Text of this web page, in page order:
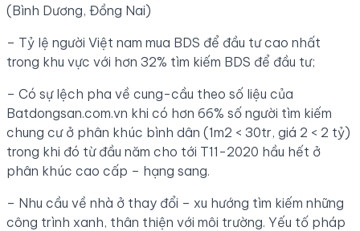
(Bình Dương, Đồng Nai)
– Tỷ lệ người Việt nam mua BDS để đầu tư cao nhất
trong khu vực với hơn 32% tìm kiếm BDS để đầu tư;
– Có sự lệch pha về cung-cầu theo số liệu của
Batdongsan.com.vn khi có hơn 66% số người tìm kiếm
chung cư ở phân khúc bình dân (1m2 < 30tr, giá 2 < 2 tỷ)
trong khi đó từ đầu năm cho tới T11-2020 hầu hết ở
phân khúc cao cấp – hạng sang.
– Nhu cầu về nhà ở thay đổi – xu hướng tìm kiếm những
công trình xanh, thân thiện với môi trường. Yếu tố pháp